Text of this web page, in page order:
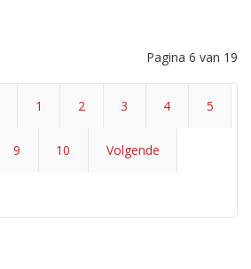
Pagina 6 van 19
1 2 3 4 5
9 10 Volgende